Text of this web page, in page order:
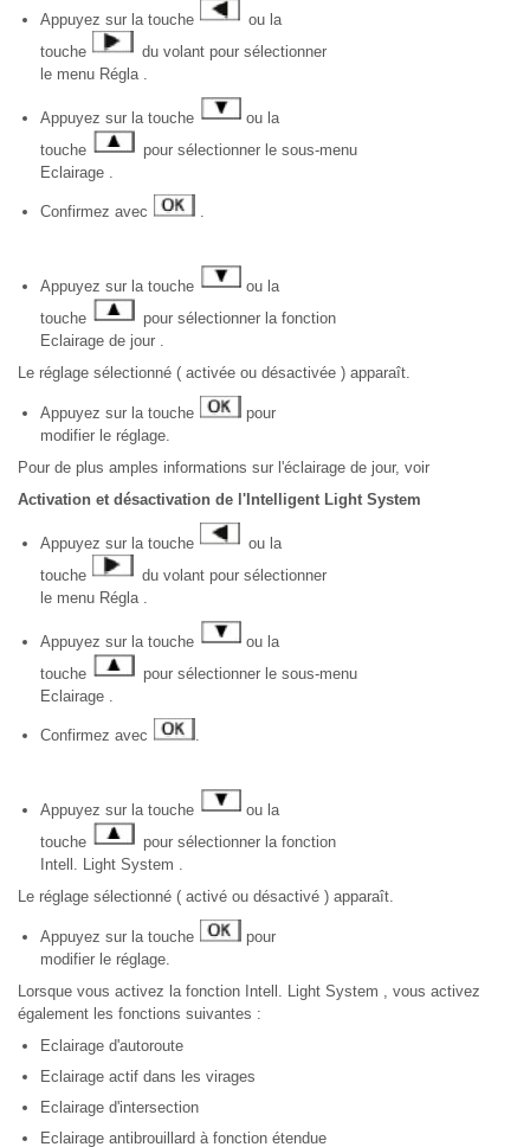
Appuyez sur la touche
ou la
touche
du volant pour sélectionner
le menu Régla .
Appuyez sur la touche
ou la
touche
pour sélectionner le sous-menu
Eclairage .
Confirmez avec .
Appuyez sur la touche
ou la
touche
pour sélectionner la fonction
Eclairage de jour .
Le réglage sélectionné ( activée ou désactivée ) apparaît.
Appuyez sur la touche
pour
modifier le réglage.
Pour de plus amples informations sur l'éclairage de jour, voir
Activation et désactivation de l'Intelligent Light System
Appuyez sur la touche
ou la
touche
du volant pour sélectionner
le menu Régla .
Appuyez sur la touche
ou la
touche
pour sélectionner le sous-menu
Eclairage .
Confirmez avec .
Appuyez sur la touche
ou la
touche
pour sélectionner la fonction
Intell. Light System .
Le réglage sélectionné ( activé ou désactivé ) apparaît.
Appuyez sur la touche
pour
modifier le réglage.
Lorsque vous activez la fonction Intell. Light System , vous activez
également les fonctions suivantes :
Eclairage d'autoroute
Eclairage actif dans les virages
Eclairage d'intersection
Eclairage antibrouillard à fonction étendue